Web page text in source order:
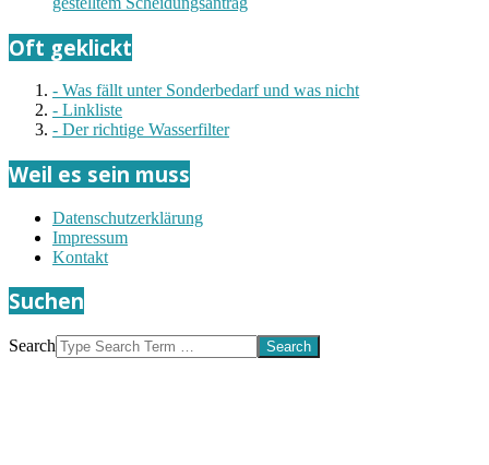
Oft geklickt
- Was fällt unter Sonderbedarf und was nicht
- Linkliste
- Der richtige Wasserfilter
Weil es sein muss
Datenschutzerklärung
Impressum
Kontakt
Suchen
Search